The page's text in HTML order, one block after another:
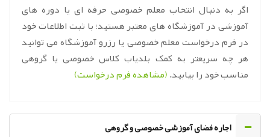
اگر به دنبال انتخاب معلم خصوصی حرفه ای یا دوره های
آموزشی در آموزشگاه های معتبر هستید؛ با ثبت اطلاعات خود
در فرم درخواست معلم خصوصی یا رزرو آموزشگاه می توانید
هر چه سریعتر به کمک بلدیاب کلاس خصوصی یا گروهی
مناسب خود را بیابید.(مشاهده فرم درخواست)
اجاره فضای آموزشی خصوصی و گروهی